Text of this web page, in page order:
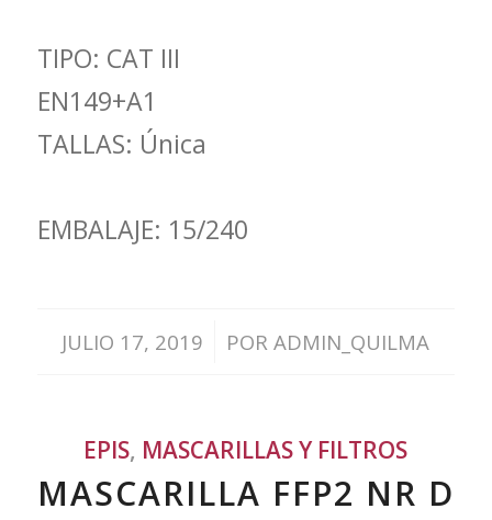
TIPO: CAT III
EN149+A1
TALLAS: Única
EMBALAJE: 15/240
JULIO 17, 2019
/ PORADMIN_QUILMA
EPIS, MASCARILLAS Y FILTROS
MASCARILLA FFP2 NR D